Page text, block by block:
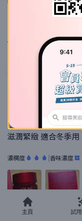
A*c 的使用評價
混合乾肌|
真實用家認證
佢質地輕盈易於吸收
滋潤緊緻 適合冬季用
濃稠度 |香味濃度
8/12/2025 18:31 Sorra
主頁 試